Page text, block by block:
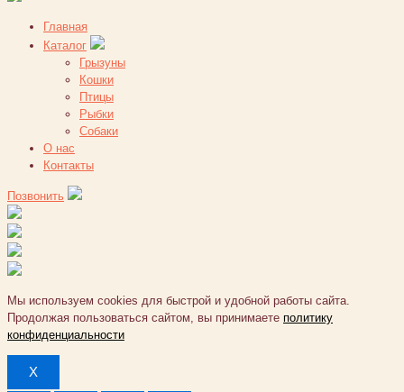
Главная
Каталог
Грызуны
Кошки
Птицы
Рыбки
Собаки
О нас
Контакты
Позвонить
Мы используем cookies для быстрой и удобной работы сайта.
Продолжая пользоваться сайтом, вы принимаете политику
конфиденциальности
X